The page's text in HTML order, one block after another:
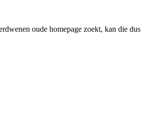
oude homepage zoekt, kan die dus